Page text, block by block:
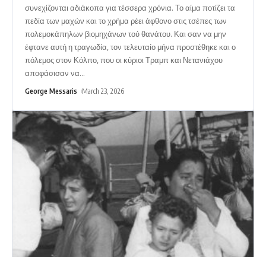
συνεχίζονται αδιάκοπα για τέσσερα χρόνια. Το αίμα ποτίζει τα
πεδία των μαχών και το χρήμα ρέει άφθονο στις τσέπες των
πολεμοκάπηλων βιομηχάνων τού θανάτου. Και σαν να μην
έφτανε αυτή η τραγωδία, τον τελευταίο μήνα προστέθηκε και ο
πόλεμος στον Κόλπο, που οι κύριοι Τραμπ και Νετανιάχου
αποφάσισαν να…
George Messaris March 23, 2026